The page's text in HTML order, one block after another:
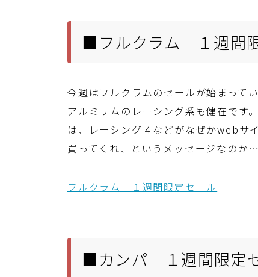
■フルクラム １週間
今週はフルクラムのセールが始まって
アルミリムのレーシング系も健在です
は、レーシング４などがなぜかwebサ
買ってくれ、というメッセージなのか
フルクラム １週間限定セール
■カンパ １週間限定